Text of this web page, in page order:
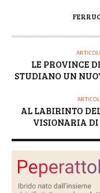
T
E
LE PROVINCE
STUDIANO UN
AL LABIRINTO
VISIONARIA DI